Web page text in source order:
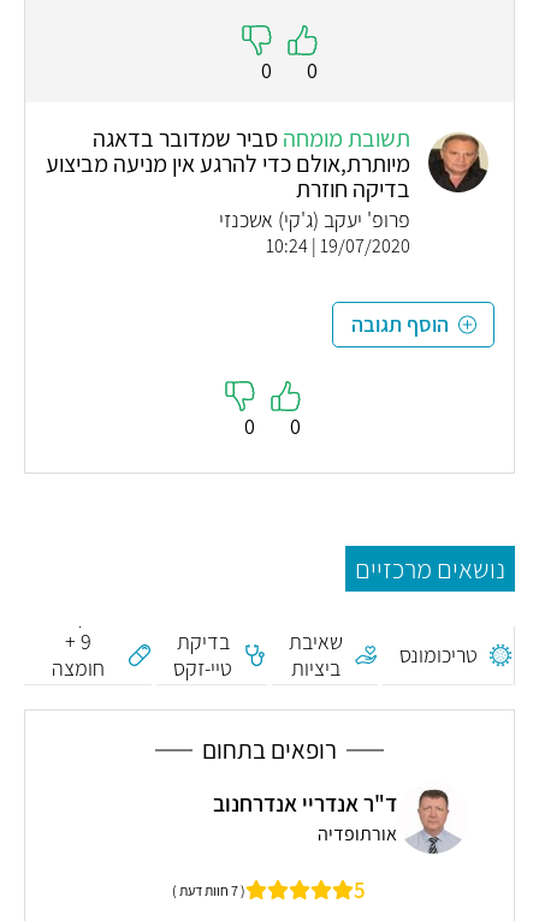
0
0
תשובת מומחהסביר שמדובר בדאגה
מיותרת,אולם כדי להרגע אין מניעה מביצוע
בדיקה חוזרת
פרופ' יעקב (ג'קי) אשכנזי
19/07/2020 | 10:24
הוסף תגובה
0
0
נושאים מרכזיים
טריכומונס
שאיבת
ביציות
בדיקת
טיי-זקס
9 +
חומצה
רצינולית
רופאים בתחום
ד"ר אנדריי אנדרחנוב
אורתופדיה
5 ( 7 חוות דעת )